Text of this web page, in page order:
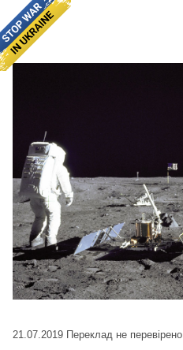
21.07.2019 Переклад не перевірено